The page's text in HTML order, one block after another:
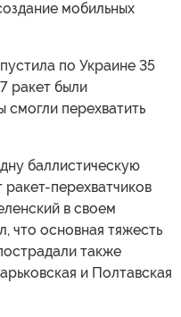
мобильных
по Украине 35
ракет были
перехватить
баллистическую
ракет-перехватчиков
в своем
что основная тяжесть
также
и Полтавская